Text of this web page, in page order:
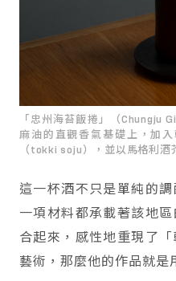
「忠州海苔飯捲」（Chungju
麻油的直觀香氣基礎上，加
（tokki soju），並以馬格利酒
這一杯酒不只是單純的
一項材料都承載著該地
合起來，感性地重現了
藝術，那麼他的作品就是